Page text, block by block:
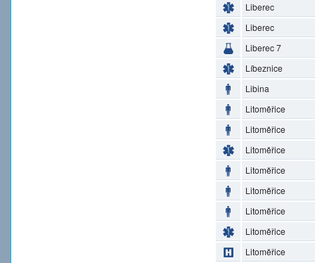
Liberec
Liberec
Liberec 7
Líbeznice
Libina
Litoměřice
Litoměřice
Litoměřice
Litoměřice
Litoměřice
Litoměřice
Litoměřice
Litoměřice